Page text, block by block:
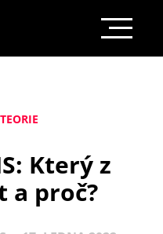
TEORIE
Který z
a proč?